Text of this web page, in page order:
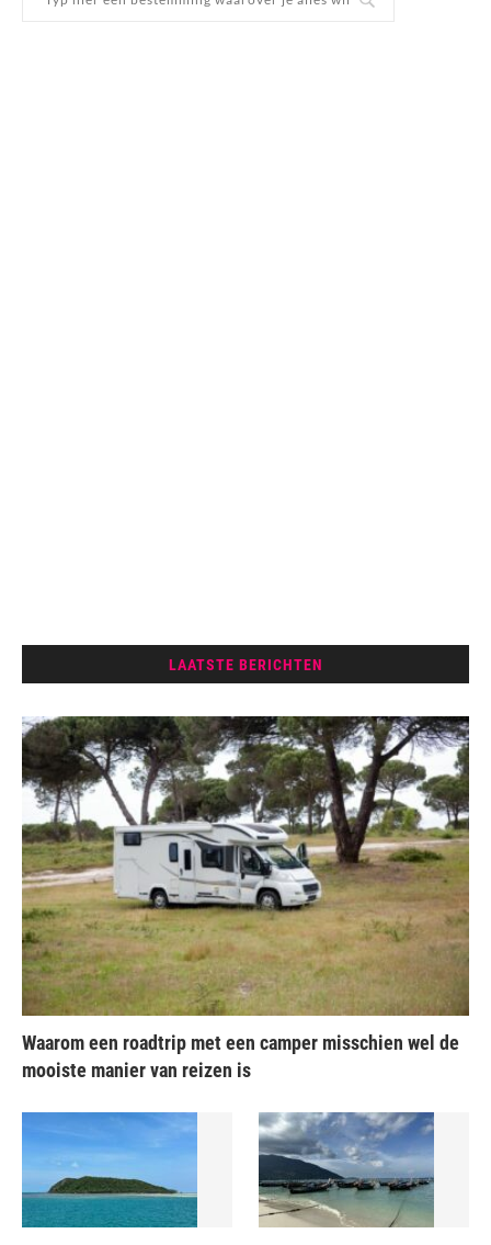
LAATSTE BERICHTEN
Waarom een roadtrip met een camper misschien wel de
mooiste manier van reizen is